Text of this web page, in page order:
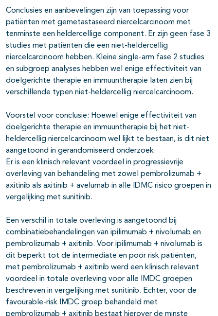
Conclusies en aanbevelingen zijn van toepassing voor
patiënten met gemetastaseerd niercelcarcinoom met
tenminste een heldercellige component. Er zijn geen fase 3
studies met patiënten die een niet-heldercellig
niercelcarcinoom hebben. Kleine single-arm fase 2 studies
en subgroep analyses hebben wel enige effectiviteit van
doelgerichte therapie en immuuntherapie laten zien bij
verschillende typen niet-heldercellig niercelcarcinoom.
Voorstel voor conclusie: Hoewel enige effectiviteit van
doelgerichte therapie en immuuntherapie bij het niet-
heldercellig niercelcarcinoom wel lijkt te bestaan, is dit niet
aangetoond in gerandomiseerd onderzoek.
Er is een klinisch relevant voordeel in progressievrije
overleving van behandeling met zowel pembrolizumab +
axitinib als axitinib + avelumab in alle IDMC risico groepen in
vergelijking met sunitinib.
Een verschil in totale overleving is aangetoond bij
combinatiebehandelingen van ipilimumab + nivolumab en
pembrolizumab + axitinib. Voor ipilimumab + nivolumab is
dit beperkt tot de intermediate en poor risk patiënten,
met pembrolizumab + axitinib werd een klinisch relevant
voordeel in totale overleving voor alle IMDC groepen
beschreven in vergelijking met sunitinib. Echter, voor de
favourable-risk IMDC groep behandeld met
pembrolizumab + axitinib bestaat hierover de minste